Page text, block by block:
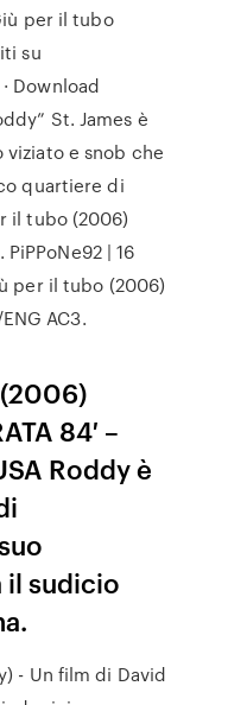
per il tubo
su
Download
St. James è
e snob che
quartiere di
il tubo (2006)
| 16
per il tubo (2006)
AC3.
84′ –
Roddy è
il sudicio
- Un film di David